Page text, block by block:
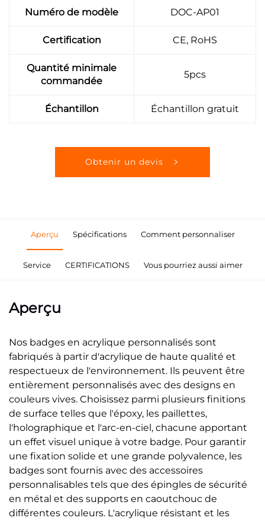
Numéro de modèle DOC-AP01
Certification CE, RoHS
Quantité minimale
commandée
5pcs
Échantillon Échantillon gratuit
Obtenir un devis
Aperçu Spécifications Comment personnaliser
Service CERTIFICATIONS Vous pourriez aussi aimer
Aperçu
Nos badges en acrylique personnalisés sont
fabriqués à partir d'acrylique de haute qualité et
respectueux de l'environnement. Ils peuvent être
entièrement personnalisés avec des designs en
couleurs vives. Choisissez parmi plusieurs finitions
de surface telles que l'époxy, les paillettes,
l'holographique et l'arc-en-ciel, chacune apportant
un effet visuel unique à votre badge. Pour garantir
une fixation solide et une grande polyvalence, les
badges sont fournis avec des accessoires
personnalisables tels que des épingles de sécurité
en métal et des supports en caoutchouc de
différentes couleurs. L'acrylique résistant et les